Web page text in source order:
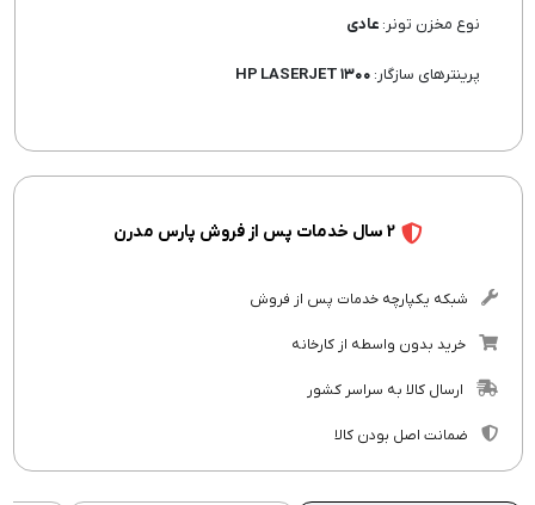
نوع مخزن تونر: عادی
پرینترهای سازگار:
2 سال خدمات پس از فروش پارس مدرن
شبکه یکپارچه خدمات پس از فروش
خرید بدون واسطه از کارخانه
ارسال کالا به سراسر کشور
ضمانت اصل بودن کالا